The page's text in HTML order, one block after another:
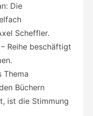
Die
Scheffler.
Reihe beschäftigt
Thema
Büchern
ist die Stimmung